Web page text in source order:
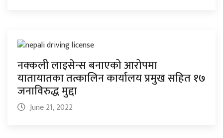
नक्कली लाइसेन्स बनाएको आरोपमा
यातायातका तत्कालिन कार्यालय प्रमुख सहित १७
जनाविरुद्ध मुद्दा
June 21, 2022